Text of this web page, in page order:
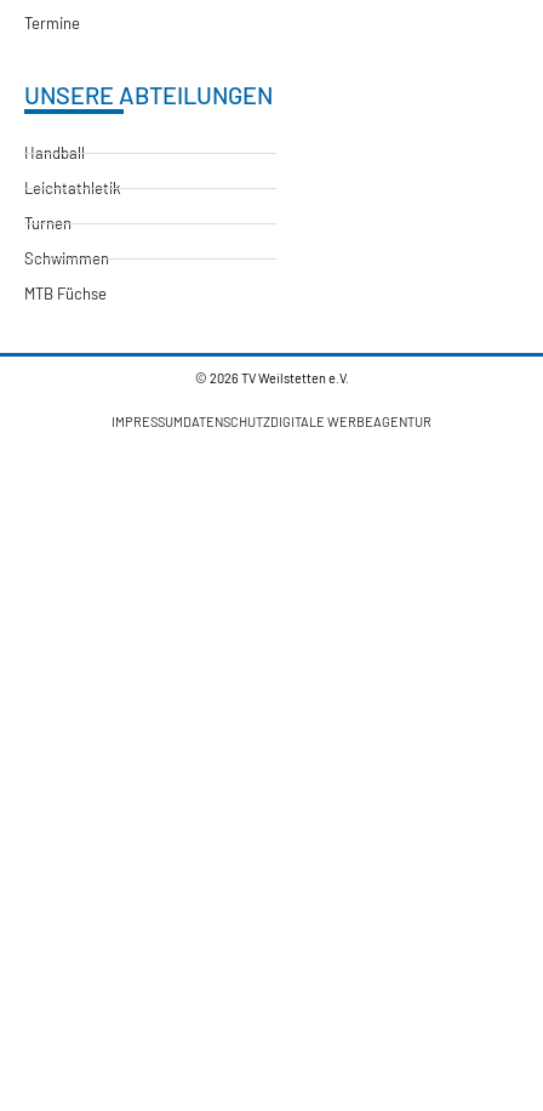
Termine
UNSERE ABTEILUNGEN
Handball
Leichtathletik
Turnen
Schwimmen
MTB Füchse
© 2026 TV Weilstetten e.V.
IMPRESSUMDATENSCHUTZDIGITALE WERBEAGENTUR